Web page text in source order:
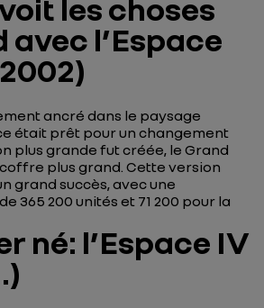
les choses
avec l’Espace
ancré dans le paysage
était prêt pour un changement
plus grande fut créée, le Grand
coffre plus grand. Cette version
grand succès, avec une
365 200 unités et 71 200 pour la
né: l’Espace IV